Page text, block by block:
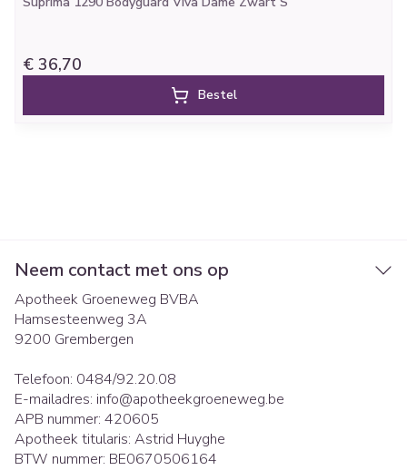
€ 36,70
Bestel
Neem contact met ons op
Apotheek Groeneweg BVBA
Hamsesteenweg 3A
9200 Grembergen
Telefoon: 0484/92.20.08
E-mailadres: info@apotheekgroeneweg.be
APB nummer: 420605
Apotheek titularis: Astrid Huyghe
BTW nummer: BE0670506164